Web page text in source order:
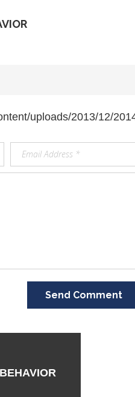
uploads/2013/12/
Send Comment